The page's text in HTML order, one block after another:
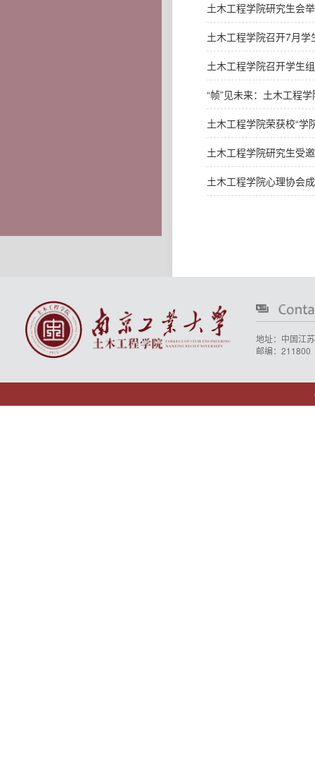
土木工程学院研究生会
土木工程学院召开7月
土木工程学院召开学生
“帧”见未来：土木工程
土木工程学院荣获校“学
土木工程学院研究生受
土木工程学院心理协会
地址：中国江
邮编：